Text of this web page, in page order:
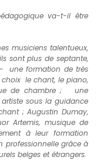
va-t-il être
musiciens talentueux,
sont plus de septante,
une formation de très
le chant, le piano,
de chambre ; une
sous la guidance
; Augustin Dumay,
Artemis, musique de
à leur formation
professionnelle grâce à
belges et étrangers.